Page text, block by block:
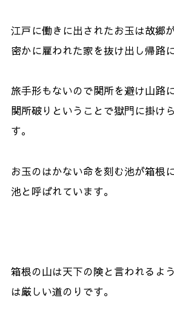
江戸に働きに出されたお玉は故郷
密かに雇われた家を抜け出し帰路
旅手形もないので関所を避け山路
関所破りということで獄門に掛け
す。
お玉のはかない命を刻む池が箱根
池と呼ばれています。
箱根の山は天下の険と言われるよ
は厳しい道のりです。